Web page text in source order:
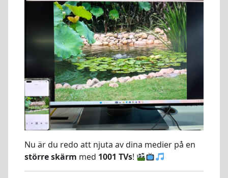
Nu är du redo att njuta av dina medier på en
större skärm med 1001 TVs!